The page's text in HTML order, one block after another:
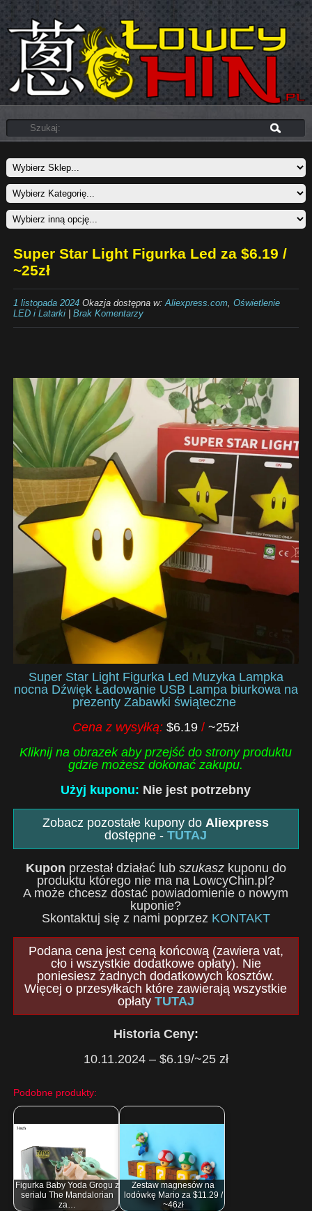
Super Star Light Figurka Led za $6.19 /
~25zł
1 listopada 2024Okazja dostępna w:Aliexpress.com, Oświetlenie
LED i Latarki| Brak Komentarzy
Super Star Light Figurka Led Muzyka Lampka
nocna Dźwięk Ładowanie USB Lampa biurkowa na
prezenty Zabawki świąteczne
Cena z wysyłką:$6.19/~25zł
Kliknij na obrazek aby przejść do strony produktu
gdzie możesz dokonać zakupu.
Użyj kuponu: Nie jest potrzebny
Zobacz pozostałe kupony doAliexpress
dostępne -TUTAJ
Kupon przestał działać lub szukaszkuponu do
produktu którego nie ma na LowcyChin.pl?
A może chcesz dostać powiadomienie o nowym
kuponie?
Skontaktuj się z nami poprzez KONTAKT
Podana cena jest ceną końcową (zawiera vat,
cło i wszystkie dodatkowe opłaty). Nie
poniesiesz żadnych dodatkowych kosztów.
Więcej o przesyłkach które zawierają wszystkie
opłaty TUTAJ
Historia Ceny:
10.11.2024 – $6.19/~25 zł
Podobne produkty:
Figurka Baby Yoda Grogu z
serialu The Mandalorian
za…
Zestaw magnesów na
lodówkę Mario za $11.29 /
~46zł